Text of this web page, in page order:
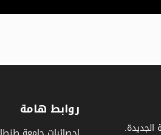
الجديدة.
روابط هامة